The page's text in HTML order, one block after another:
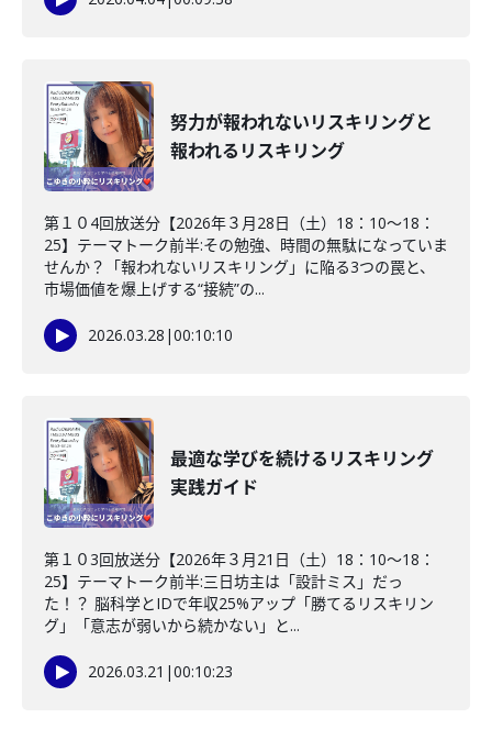
努力が報われないリスキリングと
報われるリスキリング
第１０4回放送分【2026年３月28日（土）18：10～18：
25】テーマトーク前半:その勉強、時間の無駄になっていま
せんか？「報われないリスキリング」に陥る3つの罠と、
市場価値を爆上げする“接続”の...
2026.03.28 |00:10:10
最適な学びを続けるリスキリング
実践ガイド
第１０3回放送分【2026年３月21日（土）18：10～18：
25】テーマトーク前半:三日坊主は「設計ミス」だっ
た！？ 脳科学とIDで年収25%アップ「勝てるリスキリン
グ」「意志が弱いから続かない」と...
2026.03.21 |00:10:23